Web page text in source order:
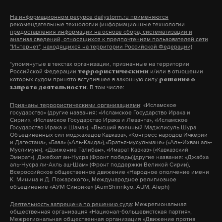
расскажет о своем выдвижении самостоятельно.
Как правило, этим кандидатом является
Владимир Путин.
Очень показательным в разговоре с
парламентариями стало то, что представители
разных партий говорят о постоянных изменениях
политической обстановки. По мнению ряда
экспертов, это значит, что на фоне
противостояния с Западом пока мало кто
представляет, как будут проходить выборы и
нужно ли ждать сюрпризов.
Запада. Поэтому парламентские партии, несмотря
начала 2017 года после того, как США заявили об
аресте российской дипломатической
собственности и высылке сотрудников
российского посольства в Москву. Из-за
враждебности и нетерпимости американских
властей МИД РФ вынужден был поменять своего
посла в США, отправив действующего дипломата
Сергея Кисляка сенатором в Совет Федерации.
CNN окрестил Кисляка «дипломатом из
дипломатов» благодаря его обширному опыту, но
также сообщалось, что сотрудники разведки США
считают, что Кисляк является лучшим шпионом.
Сам посол эти обвинения опроверг.
Новым послом России в США станет замминистра
заявила представитель городской
администрации.
Подпишитесь на Daily Storm вMAX. Он
работает там, где тормозит интернет.
А еще мы есть вTelegram, ДзениVK
Макс Telegram
Дзен VK
На информационном ресурсе dailystorm.ru применяются
рекомендательные технологии (информационные технологии
предоставления информации на основе сбора, систематизации и
анализа сведений, относящихся к предпочтениям пользователей сети
"Интернет", находящихся на территории Российской Федерации)
*упомянутые в текстах организации, признанные на территории
Российской Федерации террористическими и/или в отношении
которых судом принято вступившее в законную силу решение о
запрете деятельности. В том числе:
Признаны террористическими организациями: «Исламское
государство» (другие названия: «Исламское Государство Ирака и
Сирии», «Исламское Государство Ирака и Леванта», «Исламское
Государство Ирака и Шама»), «Высший военный Маджлисуль Шура
Объединенных сил моджахедов Кавказа», «Конгресс народов Ичкерии
и Дагестана», «База» («Аль-Каида»),«Братья-мусульмане» («Аль-Ихван аль-
Муслимун»), «Движение Талибан», «Имарат Кавказ» («Кавказский
Эмират»), Джебхат ан-Нусра (Фронт победы)(другие названия: «Джабха
аль-Нусра ли-Ахль аш-Шам» (Фронт поддержки Великой Сирии),
Всероссийское общественное движение «Народное ополчение имени
К. Минина и Д. Пожарского», Международное религиозное
объединение «АУМ Синрике» (AumShinrikyo, AUM, Aleph)
Деятельность запрещена по решению суда: Межрегиональная
общественная организация «Национал-большевистская партия»,
Межрегиональная общественная организация «Движение против